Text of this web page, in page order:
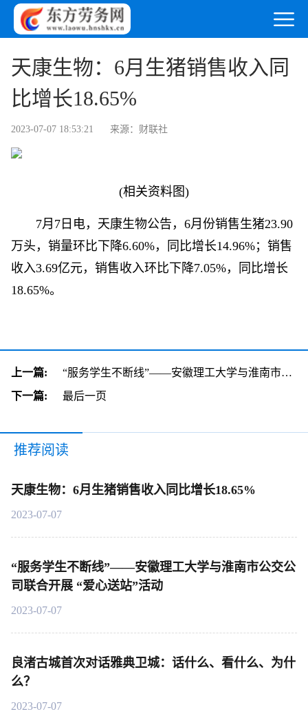
天康生物：6月生猪销售收入同
比增长18.65%
2023-07-07 18:53:21 来源：财联社
(相关资料图)
7月7日电，天康生物公告，6月份销售生猪23.90
万头，销量环比下降6.60%，同比增长14.96%；销售
收入3.69亿元，销售收入环比下降7.05%，同比增长
18.65%。
上一篇:
“服务学生不断线”——安徽理工大学与淮南市公交公司联合开展 “爱心送站”活动
下一篇:
最后一页
推荐阅读
天康生物：6月生猪销售收入同比增长18.65%
2023-07-07
“服务学生不断线”——安徽理工大学与淮南市公交公
司联合开展 “爱心送站”活动
2023-07-07
良渚古城首次对话雅典卫城：话什么、看什么、为什
么？
2023-07-07